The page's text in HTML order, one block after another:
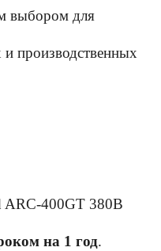
выбором для
производственных
ARC-400GT 380В
на 1 год.